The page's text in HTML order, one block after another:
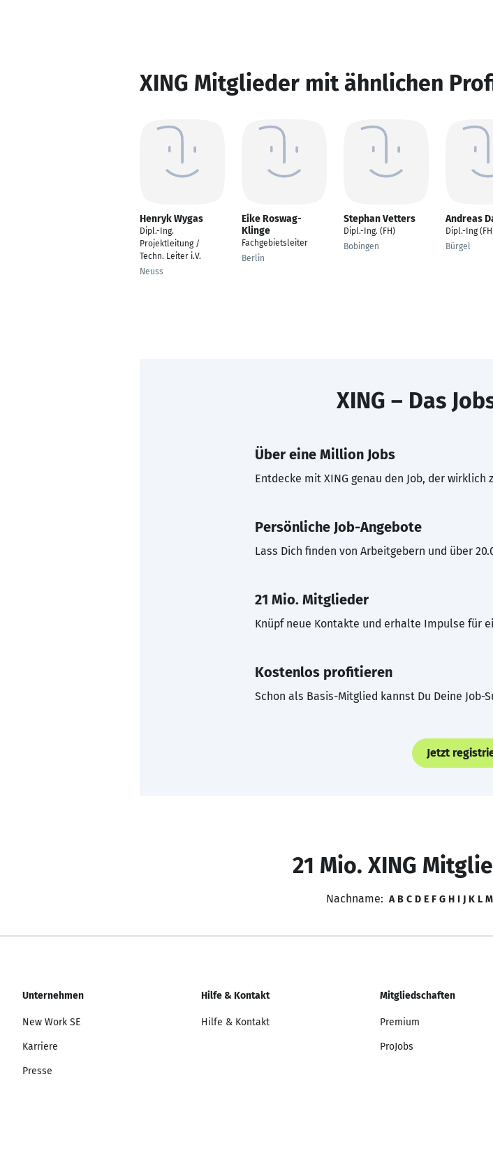
XING Mitglieder mit ähnlichen
Henryk Wygas
Dipl.-Ing.
Projektleitung /
Techn. Leiter i.V.
Neuss
Eike Roswag-
Klinge
Fachgebietsleiter
Berlin
Stephan Vetters
Dipl.-Ing. (FH)
Bobingen
Andreas
Dipl.-Ing
Bürgel
XING – Das
Über eine Million Jobs
Entdecke mit XING genau den Job, der wirklich
Persönliche Job-Angebote
Lass Dich finden von Arbeitgebern und über
21 Mio. Mitglieder
Knüpf neue Kontakte und erhalte Impulse für
Kostenlos profitieren
Schon als Basis-Mitglied kannst Du Deine Job-
Jetzt
21 Mio. XING
Nachname: A B C D E F G H I J K L M
Unternehmen
New Work SE
Karriere
Presse
Hilfe & Kontakt
Hilfe & Kontakt
Mitgliedschaften
Premium
ProJobs